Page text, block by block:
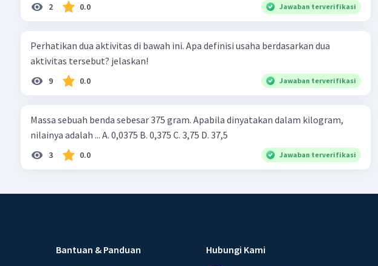
2 0.0 Jawaban terverifikasi
Perhatikan dua aktivitas di bawah ini. Apa definisi usaha berdasarkan dua
aktivitas tersebut? jelaskan!
9 0.0 Jawaban terverifikasi
Massa sebuah benda sebesar 375 gram. Apabila dinyatakan dalam kilogram,
nilainya adalah ... A. 0,0375 B. 0,375 C. 3,75 D. 37,5
3 0.0 Jawaban terverifikasi
Bantuan & Panduan Hubungi Kami